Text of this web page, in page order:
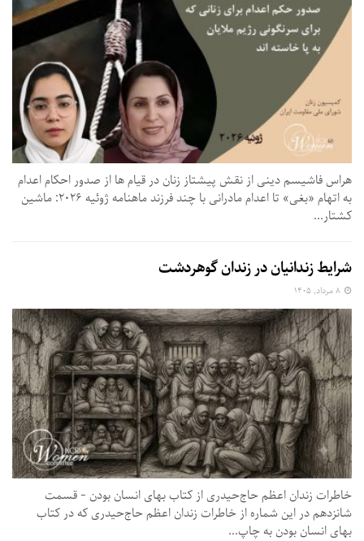
هراس فاشیسم دینی از نقش پیشتاز زنان در قیام ها از صدور احکام اعدام
به اتهام «بغی» تا اعدام مادرانی با چند فرزند ماهنامه ژوئیه ۲۰۲۶: ماشین
کشتار...
شرایط زندانیان در زندان گوهردشت
۸ مرداد, ۱۴۰۵
خاطرات زندان اعظم حاج‌حیدری از کتاب بهای انسان ‌بودن - قسمت
شانزدهم در این شماره از خاطرات زندان اعظم حاج‌حیدری که در کتاب
بهای انسان بودن به چاپ...